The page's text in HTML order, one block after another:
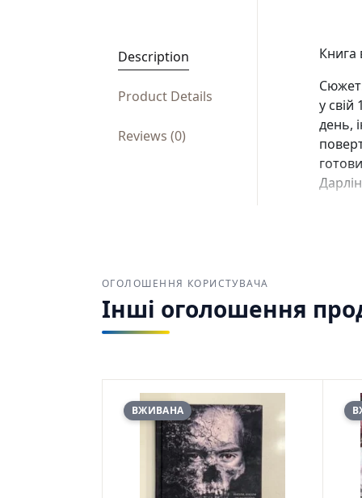
Description
Product Details
Reviews (0)
Книга
у
день,
ОГОЛОШЕННЯ КОРИСТУВАЧА
Інші оголошення
ВЖИВАНА